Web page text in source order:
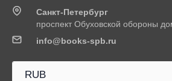
Санкт-Петербург
проспект Обуховской обороны
info@books-spb.ru